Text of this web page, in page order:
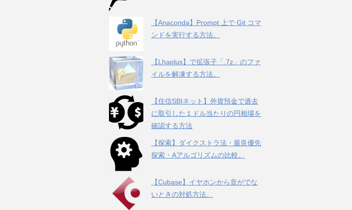
【Anaconda】Prompt 上で Git コマ
ンドを実行する方法。
【Lhaplus】で拡張子「.7z」のファ
イルを解凍する方法。
【住信SBIネット】外貨預金で過去
に取引した１ドル当たりの円相場を
確認する方法
【探索】ダイクストラ法・最良優先
探索・Aアルゴリズムの比較。
【Cubase】イヤホンから音がでな
いときの対処方法。